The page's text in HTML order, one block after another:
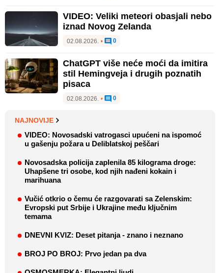
VIDEO: Veliki meteori obasjali nebo
iznad Novog Zelanda
02.08.2026. • 0
ChatGPT više neće moći da imitira
stil Hemingveja i drugih poznatih
pisaca
02.08.2026. • 0
NAJNOVIJE
VIDEO: Novosadski vatrogasci upućeni na ispomoć
u gašenju požara u Deliblatskoj peščari
Novosadska policija zaplenila 85 kilograma droge:
Uhapšene tri osobe, kod njih nađeni kokain i
marihuana
Vučić otkrio o čemu će razgovarati sa Zelenskim:
Evropski put Srbije i Ukrajine među ključnim
temama
DNEVNI KVIZ: Deset pitanja - znano i neznano
BROJ PO BROJ: Prvo jedan pa dva